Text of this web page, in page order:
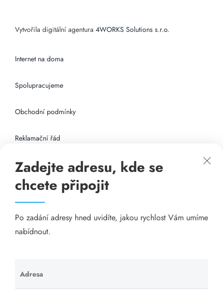
Vytvořila digitální agentura 4WORKS Solutions s.r.o.
Internet na doma
Spolupracujeme
Obchodní podmínky
Reklamační řád
Připojení k internetu
Odkazy
Katalog A-seznam.cz
Visací zámky - TOKOZ
Zadejte adresu, kde se
chcete připojit
Po zadání adresy hned uvidíte, jakou rychlost Vám umíme
nabídnout.
Adresa
Ponechte
toto pole